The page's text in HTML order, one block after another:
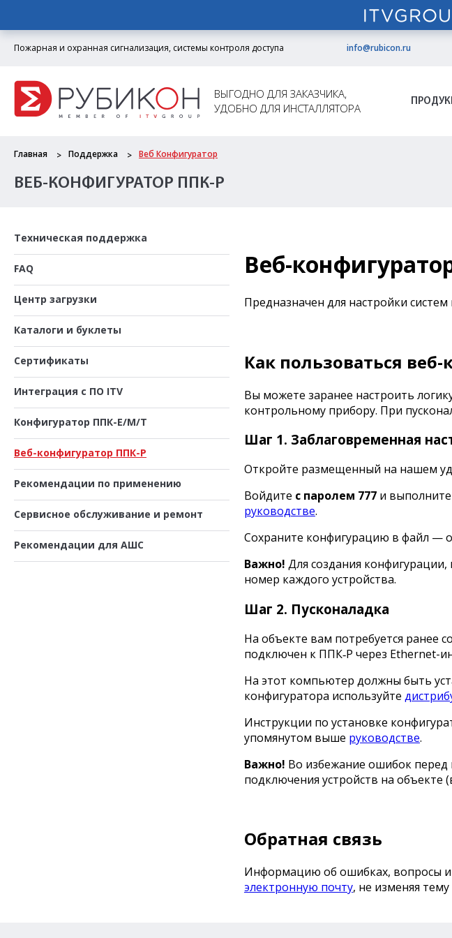
Пожарная и охранная сигнализация, системы контроля доступа info@rubicon.ru
ВЫГОДНО ДЛЯ ЗАКАЗЧИКА,
УДОБНО ДЛЯ ИНСТАЛЛЯТОРА
Главная Поддержка Веб Конфигуратор
ВЕБ-КОНФИГУРАТОР ППК-Р
Техническая поддержка
FAQ
Центр загрузки
Каталоги и буклеты
Сертификаты
Интеграция с ПО ITV
Конфигуратор ППК-Е/М/Т
Веб-конфигуратор ППК-Р
Рекомендации по применению
Сервисное обслуживание и ремонт
Рекомендации для АШС
Веб-
Предназначен для настройки
Как пользоваться
Вы можете заранее настроить
контрольному прибору. При
Шаг 1. Заблаговременная
Откройте размещенный на нашем
Войдите с паролем 777и выполните
руководстве.
Сохраните конфигурацию в файл —
Важно! Для создания
номер каждого устройства.
Шаг 2. Пусконаладка
На объекте вам потребуется ранее
подключен к ППК‑Р через Ethernet-
На этот компьютер должны быть
конфигуратора используйте
Инструкции по установке
упомянутом выше руководстве.
Важно! Во избежание ошибок перед
подключения устройств на
Обратная связь
Информацию об ошибках, вопросы и
электронную почту, не изменяя